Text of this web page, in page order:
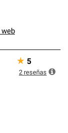
★ 5
2 reseñas